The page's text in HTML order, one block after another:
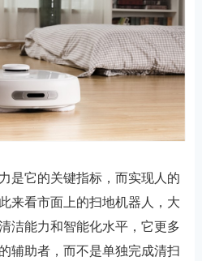
是它的关键指标，而实现人的
来看市面上的扫地机器人，大
洁能力和智能化水平，它更多
辅助者，而不是单独完成清扫